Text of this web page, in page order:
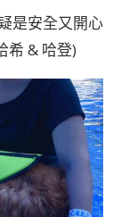
是安全又開心
希 & 哈登)